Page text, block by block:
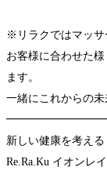
※リラクではマッサ
お客様に合わせた
ます。
一緒にこれからの
新しい健康を考える
Re.Ra.Ku イオンレ